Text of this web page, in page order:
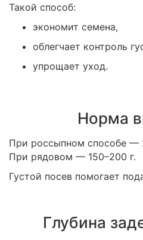
Такой способ:
экономит семена,
облегчает контроль
упрощает уход.
Норма
При россыпном способе —
При рядовом — 150–200 г.
Густой посев помогает
Глубина